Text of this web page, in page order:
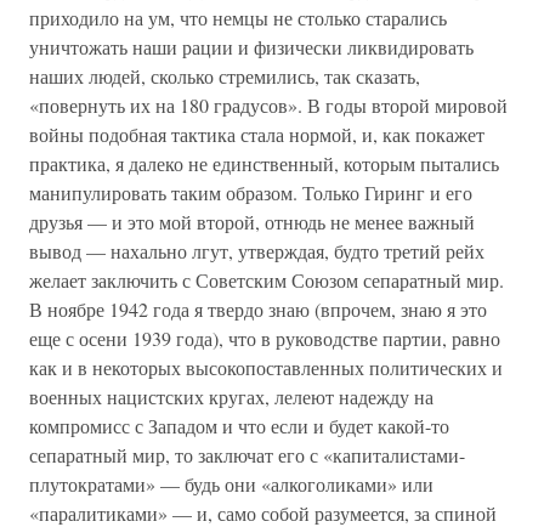
приходило на ум, что немцы не столько старались
уничтожать наши рации и физически ликвидировать
наших людей, сколько стремились, так сказать,
«повернуть их на 180 градусов». В годы второй мировой
войны подобная тактика стала нормой, и, как покажет
практика, я далеко не единственный, которым пытались
манипулировать таким образом. Только Гиринг и его
друзья — и это мой второй, отнюдь не менее важный
вывод — нахально лгут, утверждая, будто третий рейх
желает заключить с Советским Союзом сепаратный мир.
В ноябре 1942 года я твердо знаю (впрочем, знаю я это
еще с осени 1939 года), что в руководстве партии, равно
как и в некоторых высокопоставленных политических и
военных нацистских кругах, лелеют надежду на
компромисс с Западом и что если и будет какой-то
сепаратный мир, то заключат его с «капиталистами-
плутократами» — будь они «алкоголиками» или
«паралитиками» — и, само собой разумеется, за спиной